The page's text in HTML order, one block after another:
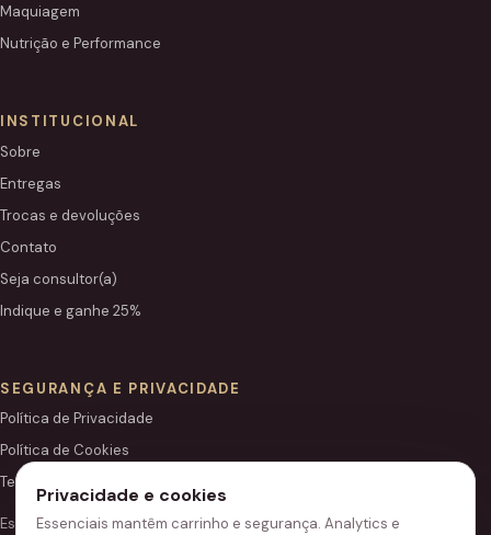
Maquiagem
Nutrição e Performance
INSTITUCIONAL
Sobre
Entregas
Trocas e devoluções
Contato
Seja consultor(a)
Indique e ganhe 25%
SEGURANÇA E PRIVACIDADE
Política de Privacidade
Política de Cookies
Termos de Uso
Este site é independente e não é o portal institucional oficial
Privacidade e cookies
Essenciais mantêm carrinho e segurança. Analytics e